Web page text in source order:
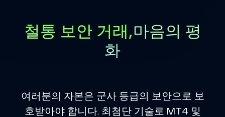
철통 보안 거래,마음의 평
화
여러분의 자본은 군사 등급의 보안으로 보
호받아야 합니다. 최첨단 기술로 MT4 및